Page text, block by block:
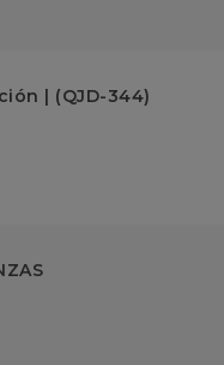
| (QJD-344)